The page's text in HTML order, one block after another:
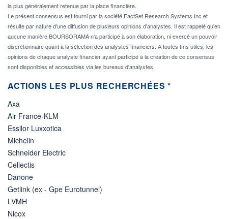
la plus généralement retenue par la place financière.
Le présent consensus est fourni par la société FactSet Research Systems Inc et
résulte par nature d'une diffusion de plusieurs opinions d'analystes. Il est rappelé qu'en
aucune manière BOURSORAMA n'a participé à son élaboration, ni exercé un pouvoir
discrétionnaire quant à la sélection des analystes financiers. A toutes fins utiles, les
opinions de chaque analyste financier ayant participé à la création de ce consensus
sont disponibles et accessibles via les bureaux d'analystes.
ACTIONS LES PLUS RECHERCHÉES *
Axa
Air France-KLM
Essilor Luxxotica
Michelin
Schneider Electric
Cellectis
Danone
Getlink (ex - Gpe Eurotunnel)
LVMH
Nicox